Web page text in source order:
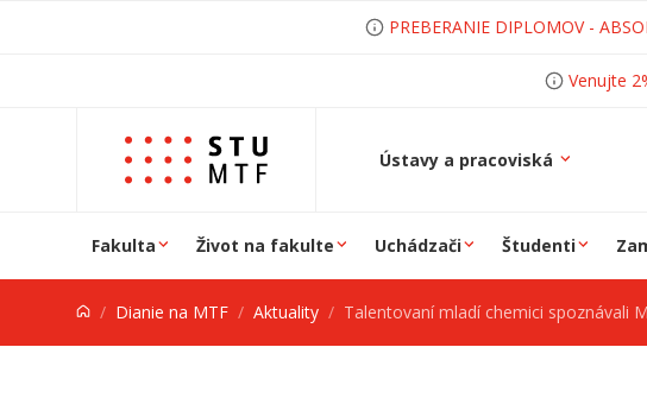
PREBERANIE DIPLOMOV -
Venujte
Ústavy a pracoviská
Fakulta Život na fakulte Uchádzači Študenti
Dianie na MTF Aktuality Talentovaní mladí chemici spoznávali MTF